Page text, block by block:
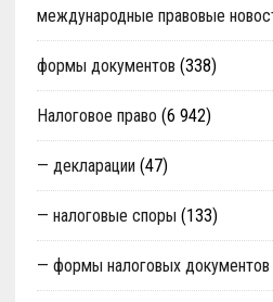
международные правовые
формы документов (338)
Налоговое право (6 942)
— декларации (47)
— налоговые споры (133)
— формы налоговых документов